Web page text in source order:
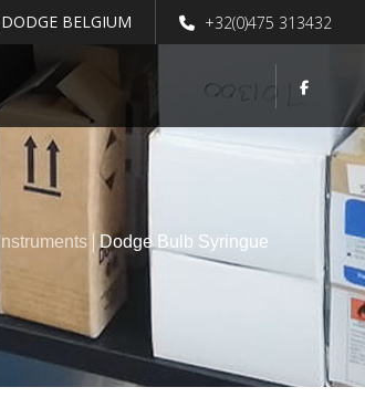
BELGIUM +32(0)475 313432
Instruments Dodge Bulb Syringue